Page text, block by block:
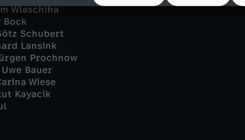
Wlaschiha
Bock
Schubert
Lansink
Prochnow
Bauer
Wiese
Kayacik